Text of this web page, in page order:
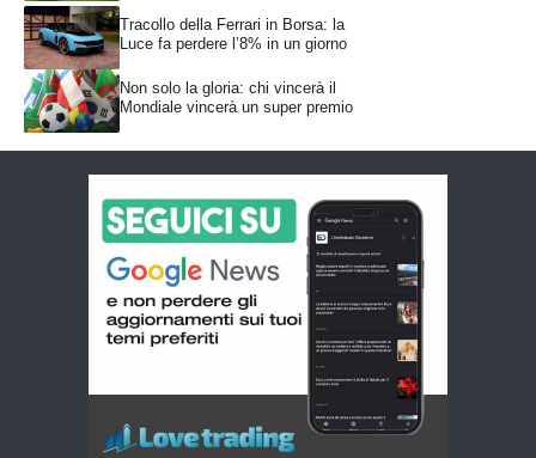
Tracollo della Ferrari in Borsa: la
Luce fa perdere l’8% in un giorno
Non solo la gloria: chi vincerà il
Mondiale vincerà un super premio